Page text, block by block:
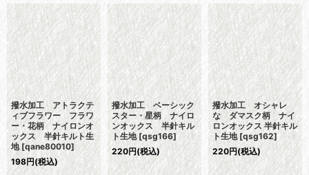
撥水加工 アトラクテ
ィブフラワー フラワ
ー・花柄 ナイロンオ
ックス 半針キルト生
地 [qane80010]
198円(税込)
撥水加工 ベーシック
スター・星柄 ナイロ
ンオックス 半針キル
ト生地 [qsg166]
220円(税込)
撥水加工 オシャレ
な ダマスク柄 ナイ
ロンオックス 半針キル
ト生地 [qsg162]
220円(税込)